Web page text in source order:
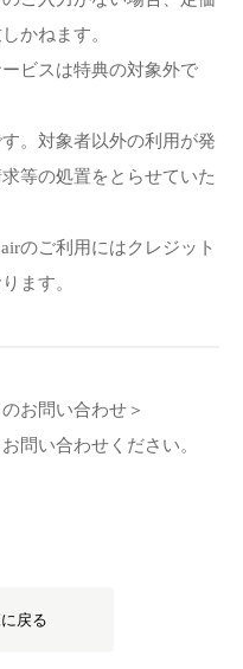
かねます。
ビスは特典の対象外で
。対象者以外の利用が発
等の処置をとらせていた
のご利用にはクレジット
ます。
お問い合わせ＞
問い合わせください。
戻る